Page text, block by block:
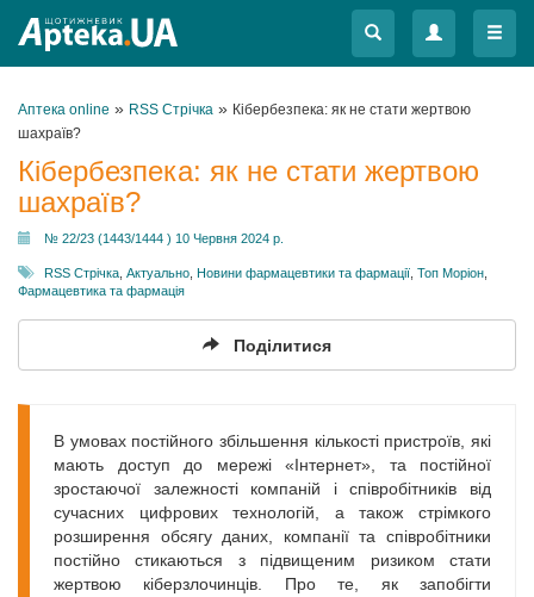
Меню
Меню
Аптека online » RSS Стрічка » Кібербезпека: як не стати жертвою
шахраїв?
Кібербезпека: як не стати жертвою
шахраїв?
№ 22/23 (1443/1444 ) 10 Червня 2024 р.
RSS Стрічка Актуально Новини фармацевтики та фармації Топ Моріон
Фармацевтика та фармація
Поділитися
В умовах постійного збільшення кількості пристроїв, які
мають доступ до мережі «Інтернет», та постійної
зростаючої залежності компаній і співробітників від
сучасних цифрових технологій, а також стрімкого
розширення обсягу даних, компанії та співробітники
постійно стикаються з підвищеним ризиком стати
жертвою кіберзлочинців. Про те, як запобігти